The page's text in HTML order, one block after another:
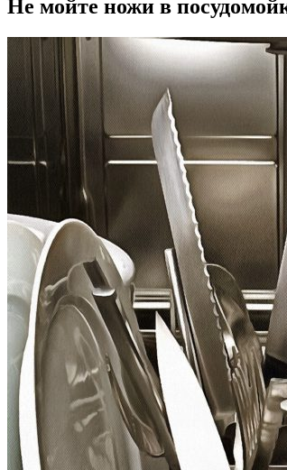
Не мойте ножи в